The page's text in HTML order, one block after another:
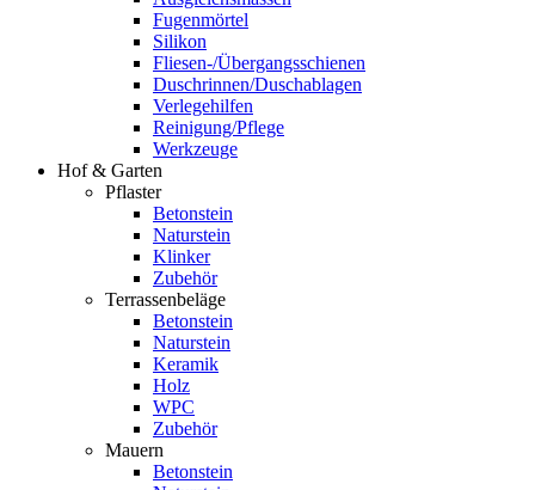
Fugenmörtel
Silikon
Fliesen-/Übergangsschienen
Duschrinnen/Duschablagen
Verlegehilfen
Reinigung/Pflege
Werkzeuge
Hof & Garten
Pflaster
Betonstein
Naturstein
Klinker
Zubehör
Terrassenbeläge
Betonstein
Naturstein
Keramik
Holz
WPC
Zubehör
Mauern
Betonstein